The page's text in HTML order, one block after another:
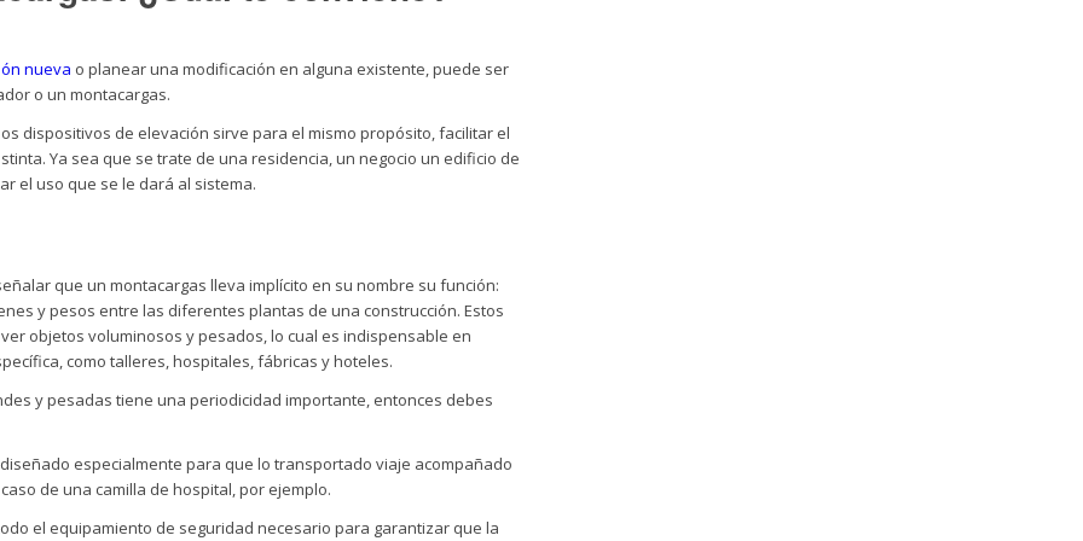
nueva o planear una modificación en alguna existente, puede ser
o un montacargas.
dispositivos de elevación sirve para el mismo propósito, facilitar el
Ya sea que se trate de una residencia, un negocio un edificio de
el uso que se le dará al sistema.
que un montacargas lleva implícito en su nombre su función:
y pesos entre las diferentes plantas de una construcción. Estos
objetos voluminosos y pesados, lo cual es indispensable en
como talleres, hospitales, fábricas y hoteles.
y pesadas tiene una periodicidad importante, entonces debes
especialmente para que lo transportado viaje acompañado
de una camilla de hospital, por ejemplo.
el equipamiento de seguridad necesario para garantizar que la